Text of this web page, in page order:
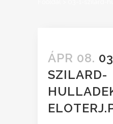
ÁPR 08.
SZILARD-